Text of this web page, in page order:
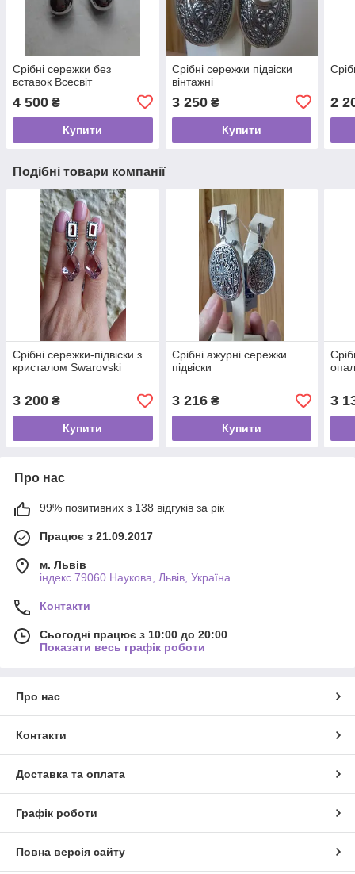
Срібні сережки без
вставок Всесвіт
4 500 ₴
Купити
Срібні сережки підвіски
вінтажні
3 250₴
Купити
2
Подібні товари компанії
Срібні сережки-підвіски з
кристалом Swarovski
3 200 ₴
Купити
Срібні ажурні сережки
підвіски
3 216₴
Купити
3
Про нас
99% позитивних з 138 відгуків за рік
Працює з 21.09.2017
м. Львів
індекс 79060 Наукова, Львів, Україна
Контакти
Сьогодні працює з 10:00 до 20:00
Показати весь графік роботи
Про нас
Контакти
Доставка та оплата
Графік роботи
Повна версія сайту